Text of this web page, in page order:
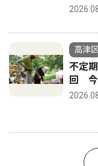
高津
不定
回 今